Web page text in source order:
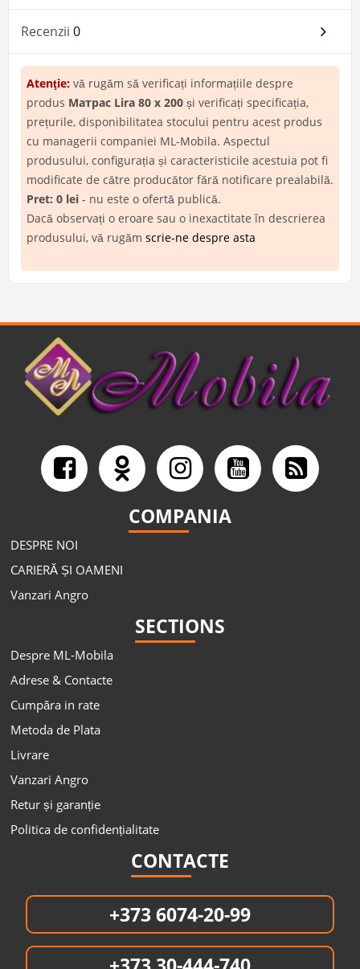
Recenzii 0
Atenţie: vă rugăm să verificați informațiile despre
produs Матрас Lira 80 х 200 și verificați specificația,
prețurile, disponibilitatea stocului pentru acest produs
cu managerii companiei ML-Mobila. Aspectul
produsului, configurația și caracteristicile acestuia pot fi
modificate de către producător fără notificare prealabilă.
Pret: 0 lei - nu este o ofertă publică.
Dacă observați o eroare sau o inexactitate în descrierea
produsului, vă rugăm scrie-ne despre asta
COMPANIA
DESPRE NOI
CARIERĂ ȘI OAMENI
Vanzari Angro
SECTIONS
Despre ML-Mobila
Adrese & Contacte
Cumpăra in rate
Metoda de Plata
Livrare
Vanzari Angro
Retur și garanție
Politica de confidențialitate
CONTACTE
+373 6074-20-99